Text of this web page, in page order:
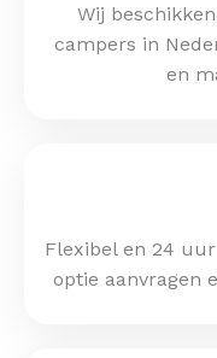
Wij
campers in
en
Flexibel en 24
optie aanvragen